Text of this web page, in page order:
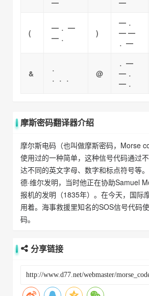
━
━
(
━ ．━
━ ．
)
━ ．
━ ━
．━
&
．
．．．
@
．━
━ ．
━ ．
摩斯密码翻译器介绍
摩尔斯电码（也叫做摩斯密码，Morse
使用过的一种简单，这种信号代码通过
达不同的英文字母、数字和标点符号等
德·维尔发明，当时他正在协助Samuel
报机的发明（1835年）。在今天，国际
用着。海事救援里知名的SOS信号代码
码。
分享链接